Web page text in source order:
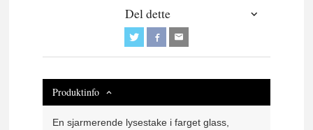
Del dette
Produktinfo
En sjarmerende lysestake i farget glass,